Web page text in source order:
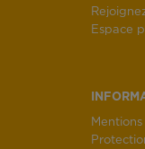
Espace